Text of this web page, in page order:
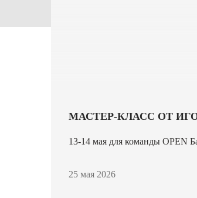
МАСТЕР-КЛАСС ОТ
13-14 мая для команды OPEN
25 мая 2026